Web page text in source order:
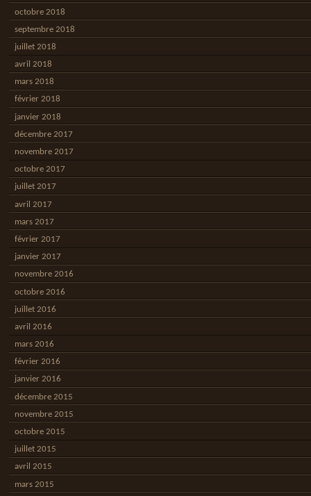
octobre 2018
septembre 2018
juillet 2018
avril 2018
mars 2018
février 2018
janvier 2018
décembre 2017
novembre 2017
octobre 2017
juillet 2017
avril 2017
mars 2017
février 2017
janvier 2017
novembre 2016
octobre 2016
juillet 2016
avril 2016
mars 2016
février 2016
janvier 2016
décembre 2015
novembre 2015
octobre 2015
juillet 2015
avril 2015
mars 2015